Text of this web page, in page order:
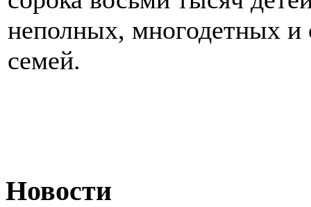
неполных, многодетных
семей.
Новости